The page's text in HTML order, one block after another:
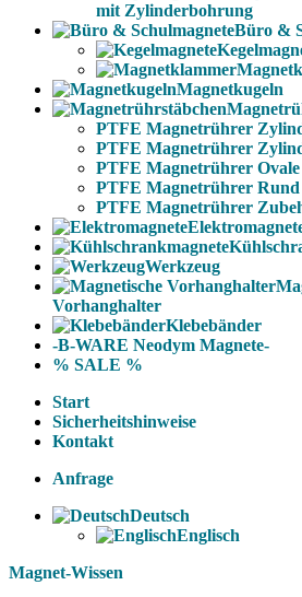
mit Zylinderbohrung
Büro &
Magnetkugeln
PTFE Magnetrührer
PTFE Magnetrührer
PTFE Magnetrührer
PTFE Magnetrührer Rund
PTFE Magnetrührer
Werkzeug
Vorhanghalter
Klebebänder
-B-WARE Neodym Magnete-
% SALE %
Start
Sicherheitshinweise
Kontakt
Anfrage
Deutsch
Englisch
Magnet-Wissen